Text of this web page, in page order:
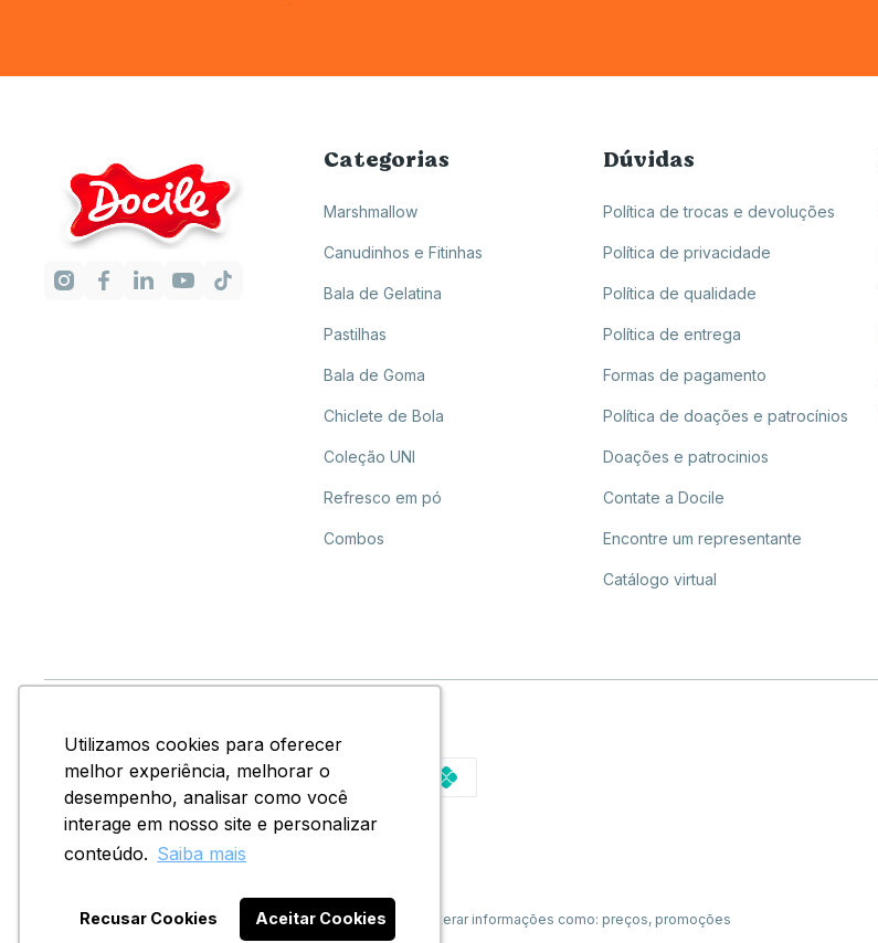
Utilizamos cookies para oferecer
melhor experiência, melhorar o
desempenho, analisar como você
interage em nosso site e personalizar
conteúdo. Saiba mais
Recusar Cookies Aceitar Cookies
Utilizamos cookies para oferecer
melhor experiência, melhorar o
desempenho, analisar como você
interage em nosso site e personalizar
conteúdo. Saiba mais
Recusar Cookies Aceitar Cookies
Categorias
Marshmallow
Canudinhos e Fitinhas
Bala de Gelatina
Pastilhas
Bala de Goma
Chiclete de Bola
Coleção UNI
Refresco em pó
Combos
Dúvidas
Política de trocas e devoluções
Política de privacidade
Política de qualidade
Política de entrega
Formas de pagamento
Política de doações e patrocínios
Doações e patrocinios
Contate a Docile
Encontre um representante
Catálogo virtual
Formas de Pagamento:
© Copyright 2020 - Todos os direitos reservados.
Docile Alimentos LTDA reserva-se no direito de corrigir ou alterar informações como: preços, promoções
e disponibilidade de estoque a qualquer momento.